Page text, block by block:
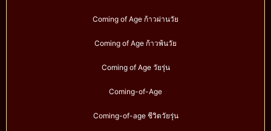
Coming of Age ก้าวผ่านวัย
Coming of Age ก้าวพ้นวัย
Coming of Age วัยรุ่น
Coming-of-Age
Coming-of-age ชีวิตวัยรุ่น